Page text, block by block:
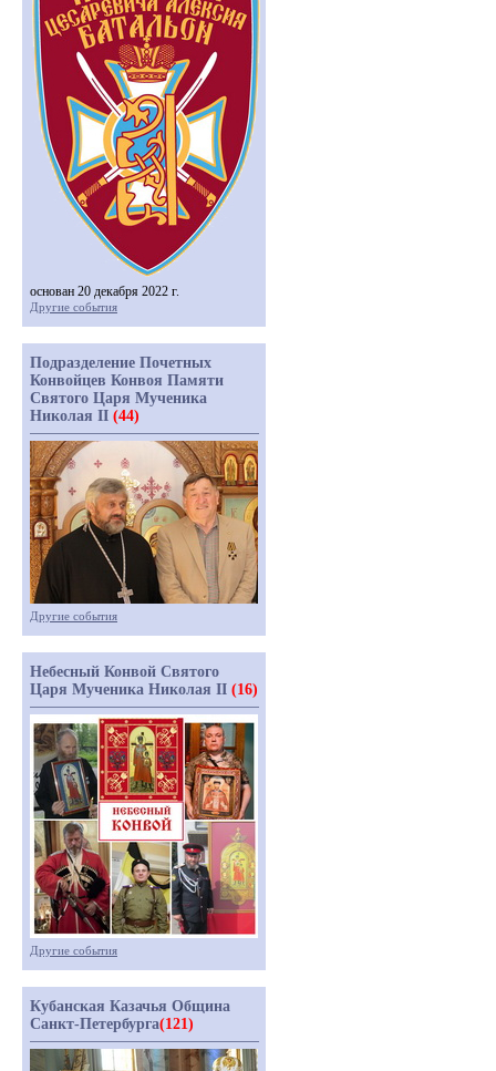
основан 20 декабря 2022 г.
Другие события
Подразделение Почетных
Конвойцев Конвоя Памяти
Святого Царя Мученика
Николая II (44)
Другие события
Небесный Конвой Святого
Царя Мученика Николая II (16)
Другие события
Кубанская Казачья Община
Санкт-Петербурга(121)